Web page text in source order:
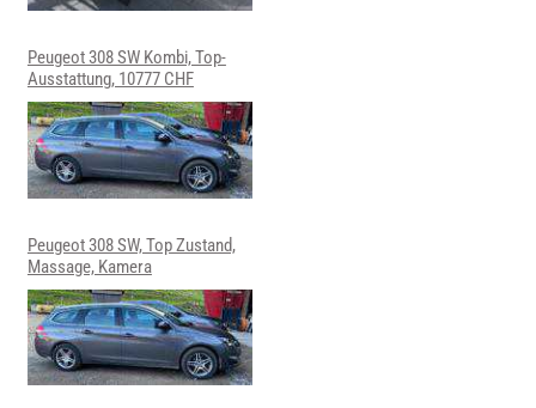
Peugeot 308 SW Kombi, Top-
Ausstattung, 10777 CHF
Peugeot 308 SW, Top Zustand,
Massage, Kamera